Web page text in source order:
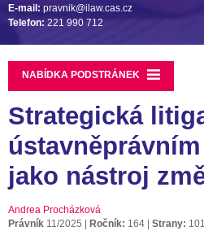
E-mail: pravnik@ilaw.cas.cz
Telefon: 221 990 712
NABÍDKA PODSTRÁNEK
Strategická
jako nástroj
Andrea Procházková
Právník 11/2025 Ročník: 164 Strany: